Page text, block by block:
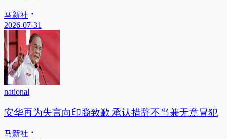
马新社
2026-07-31
national
安华再为失言向印裔致歉 承认措辞不当兼无意冒犯
马新社